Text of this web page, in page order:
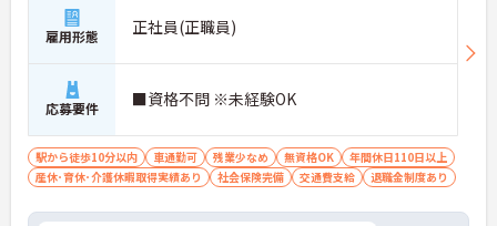
雇用形態 正社員(正職員)
応募要件 ■資格不問 ※未経験OK
駅から徒歩10分以内 車通勤可 残業少なめ 無資格OK
年間休日110日以上
産休･育休･介護休暇取得実績あり
社会保険完備 交通費支給 退職金制度あり